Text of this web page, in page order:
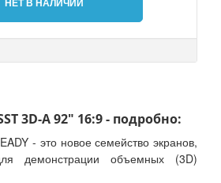
3D-A 92" 16:9 - подробно:
- это новое семейство экранов,
демонстрации объемных (3D)